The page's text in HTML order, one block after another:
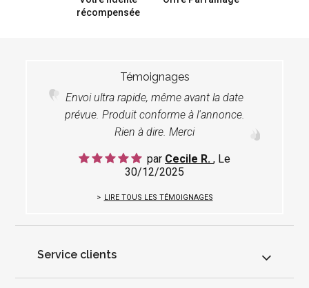
récompensée
Témoignages
Envoi ultra rapide, même avant la date
prévue. Produit conforme à l'annonce.
Rien à dire. Merci
par Cecile R. , Le
30/12/2025
LIRE TOUS LES TÉMOIGNAGES
Service clients